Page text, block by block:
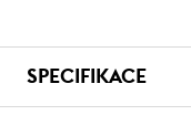
SPECIFIKACE